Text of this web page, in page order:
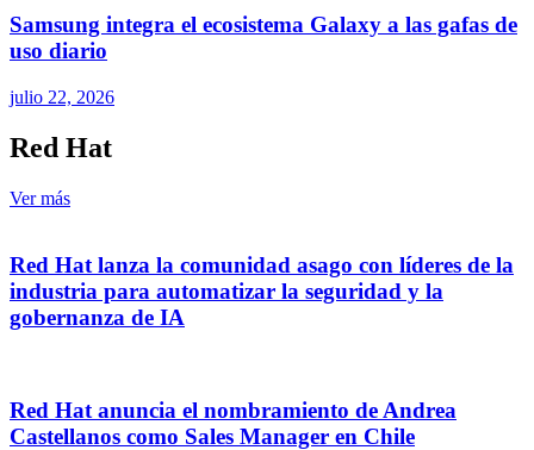
Samsung integra el ecosistema Galaxy a las gafas de
uso diario
julio 22, 2026
Red Hat
Ver más
Red Hat lanza la comunidad asago con líderes de la
industria para automatizar la seguridad y la
gobernanza de IA
Red Hat anuncia el nombramiento de Andrea
Castellanos como Sales Manager en Chile